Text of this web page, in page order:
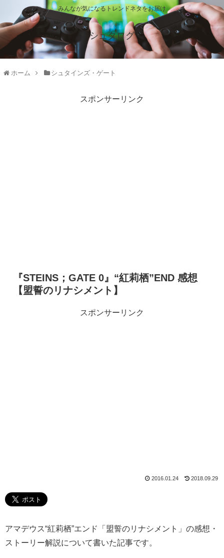
みんなが気になるトレンドネタをお届け
シュタログ
ホーム シュタインズ・ゲート
スポンサーリンク
『STEINS；GATE 0』“紅莉栖”END 感想
【盟誓のリナシメント】
スポンサーリンク
2016.01.24 2018.09.29
アマデウス“紅莉栖”エンド「盟誓のリナシメント」の感想・
ストーリー解説について書いた記事です。